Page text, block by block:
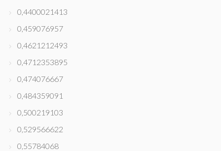
0,4400021413
0,459076957
0,4621212493
0,4712353895
0,474076667
0,484359091
0,500219103
0,529566622
0,55784068